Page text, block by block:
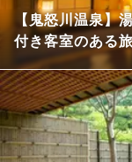
【鬼怒川温泉】
付き客室のある